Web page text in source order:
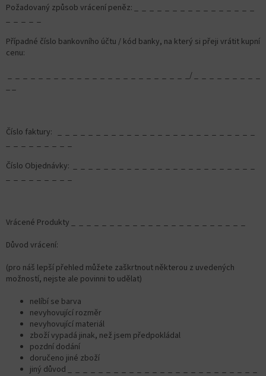
Požadovaný způsob vrácení peněz: _ _ _ _ _ _ _ _ _ _ _ _ _ _ _ _
Případné číslo bankovního účtu / kód banky, na který si přeji vrátit kupní
cenu:
_ _ _ _ _ _ _ _ _ _ _ _ _ _ _ _ _ _ _ _ _ _ _ _/ _ _ _ _ _ _ _ _ _
Číslo faktury: _ _ _ _ _ _ _ _ _ _ _ _ _ _ _ _ _ _ _ _ _ _ _ _ _ _
Číslo Objednávky: _ _ _ _ _ _ _ _ _ _ _ _ _ _ _ _ _ _ _ _ _ _ _ _
Vrácené Produkty _ _ _ _ _ _ _ _ _ _ _ _ _ _ _ _ _ _ _ _ _ _ _
Důvod vrácení:
(pro náš lepší přehled můžete zaškrtnout některou z uvedených
možností, nejste ale povinni to udělat)
nelíbí se barva
nevyhovující rozměr
nevyhovující materiál
zboží vypadá jinak, než jsem předpokládal
pozdní dodání
doručeno jiné zboží
jiný důvod _ _ _ _ _ _ _ _ _ _ _ _ _ _ _ _ _ _ _ _ _ _ _ _ _